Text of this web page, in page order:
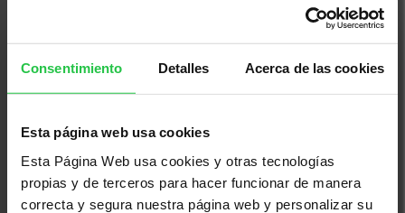
Consentimiento Detalles Acerca de las cookies
Esta página web usa cookies
Esta Página Web usa cookies y otras tecnologías
propias y de terceros para hacer funcionar de manera
correcta y segura nuestra página web y personalizar su
13/08/2026
XI concurs solidari d'albergínies
plenes i coques - Ciutadella